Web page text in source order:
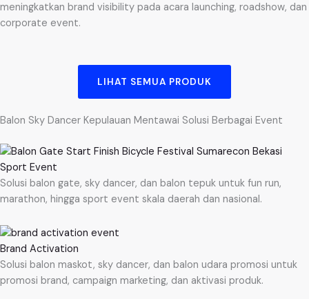
meningkatkan brand visibility pada acara launching, roadshow, dan
corporate event.
LIHAT SEMUA PRODUK
Balon Sky Dancer Kepulauan Mentawai Solusi Berbagai Event
Sport Event
Solusi balon gate, sky dancer, dan balon tepuk untuk fun run,
marathon, hingga sport event skala daerah dan nasional.
Brand Activation
Solusi balon maskot, sky dancer, dan balon udara promosi untuk
promosi brand, campaign marketing, dan aktivasi produk.